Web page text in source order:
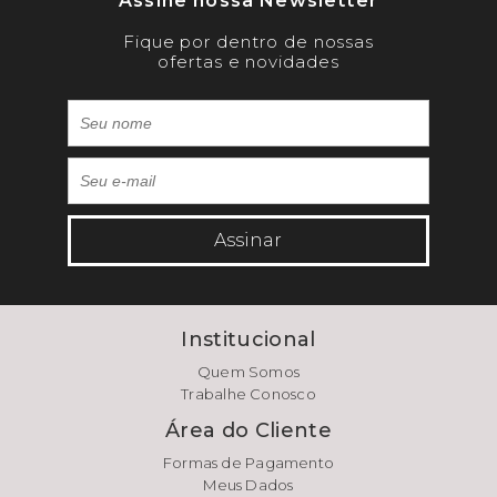
Fique por dentro de nossas
ofertas e novidades
Assinar
Institucional
Quem Somos
Trabalhe Conosco
Área do Cliente
Formas de Pagamento
Meus Dados